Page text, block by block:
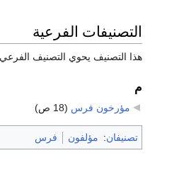
التصنيفات الفرعية
هذا التصنيف يحوي التصنيف
م
مؤرخون فرس (18 ص)
تصنيفان: مؤلفون فرس